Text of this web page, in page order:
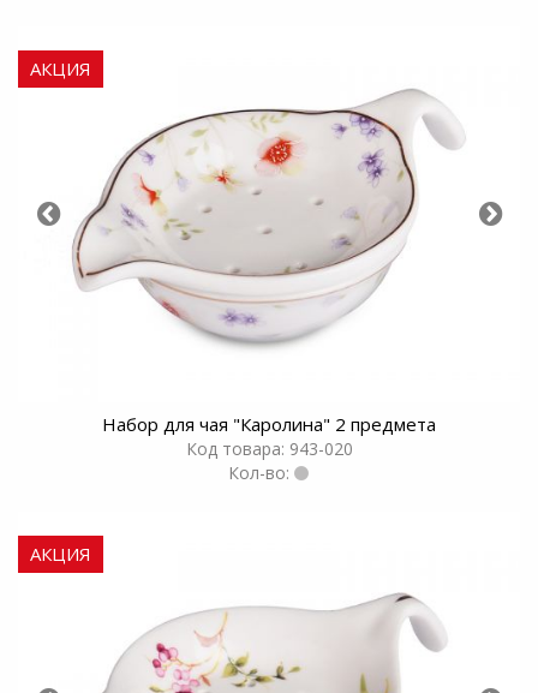
АКЦИЯ
Набор для чая "Каролина" 2 предмета
Код товара: 943-020
Кол-во:
АКЦИЯ